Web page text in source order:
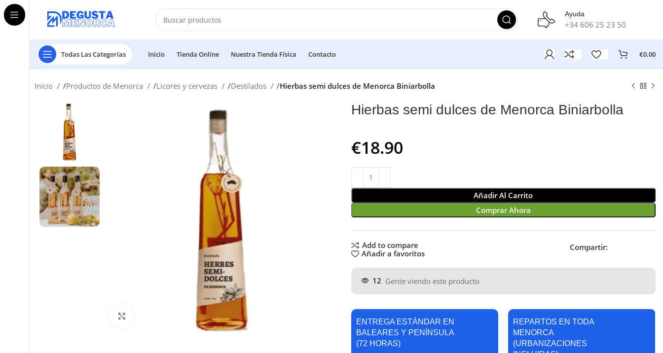
Ayuda
+34 606 25 23 50
Todas Las Categorías Inicio Tienda Online Nuestra Tienda Física Contacto €0.00
Inicio Productos de Menorca Licores y cervezas Destilados Hierbas semi dulces de Menorca Biniarbolla
Hierbas semi dulces de Menorca Biniarbolla
€18.90
Añadir Al Carrito
Comprar Ahora
Add to compare
Añadir a favoritos
Compartir:
12 Gente viendo este producto
ENTREGA ESTÁNDAR EN
BALEARES Y PENÍNSULA
(72 HORAS)
REPARTOS EN TODA
MENORCA
(URBANIZACIONES